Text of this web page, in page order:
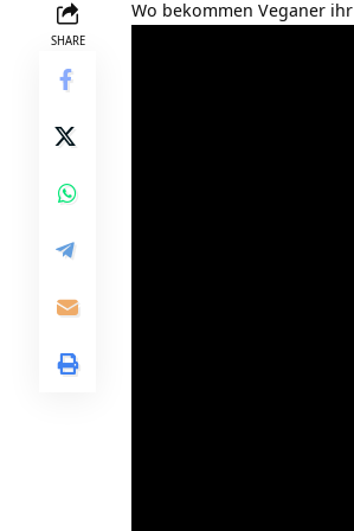
SHARE
Wo bekommen Veganer